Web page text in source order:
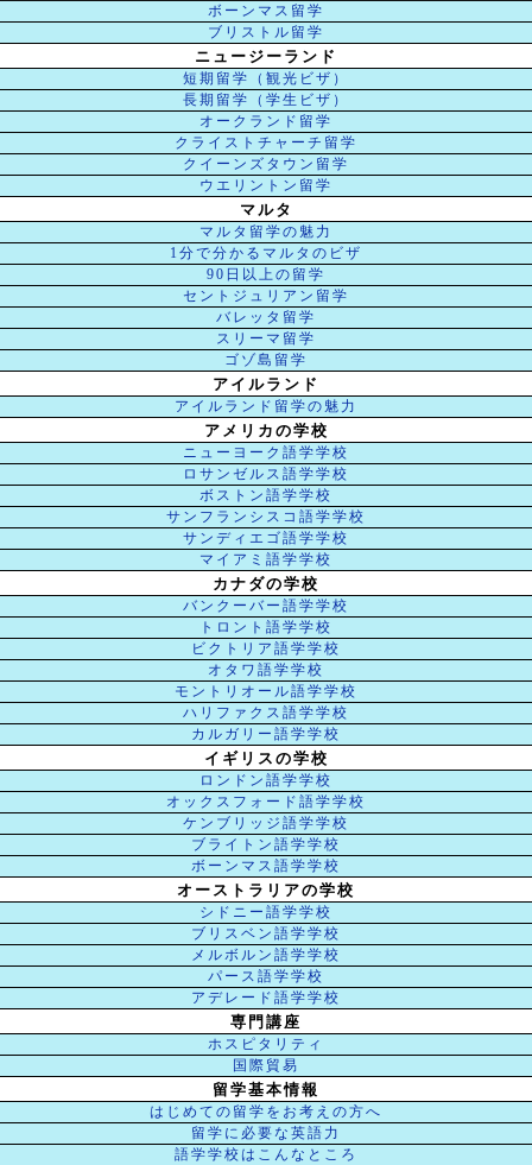
ボーンマス留学
ブリストル留学
ニュージーランド
短期留学（観光ビザ）
長期留学（学生ビザ）
オークランド留学
クライストチャーチ留学
クイーンズタウン留学
ウエリントン留学
マルタ
マルタ留学の魅力
1分で分かるマルタのビザ
90日以上の留学
セントジュリアン留学
バレッタ留学
スリーマ留学
ゴゾ島留学
アイルランド
アイルランド留学の魅力
アメリカの学校
ニューヨーク語学学校
ロサンゼルス語学学校
ボストン語学学校
サンフランシスコ語学学校
サンディエゴ語学学校
マイアミ語学学校
カナダの学校
バンクーバー語学学校
トロント語学学校
ビクトリア語学学校
オタワ語学学校
モントリオール語学学校
ハリファクス語学学校
カルガリー語学学校
イギリスの学校
ロンドン語学学校
オックスフォード語学学校
ケンブリッジ語学学校
ブライトン語学学校
ボーンマス語学学校
オーストラリアの学校
シドニー語学学校
ブリスベン語学学校
メルボルン語学学校
パース語学学校
アデレード語学学校
専門講座
ホスピタリティ
国際貿易
留学基本情報
はじめての留学をお考えの方へ
留学に必要な英語力
語学学校はこんなところ